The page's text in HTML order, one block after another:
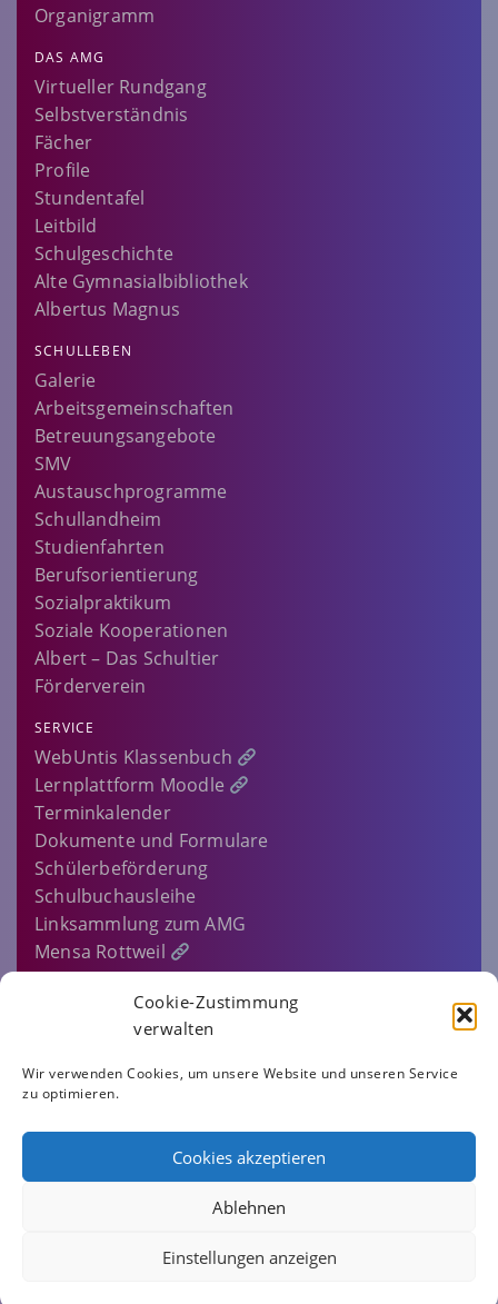
Cookie-Zustimmung
verwalten
Wir verwenden Cookies, um unsere Website und unseren Service
zu optimieren.
Cookies akzeptieren
Ablehnen
Einstellungen anzeigen
Organigramm
DAS AMG
Virtueller Rundgang
Selbstverständnis
Fächer
Profile
Stundentafel
Leitbild
Schulgeschichte
Alte Gymnasialbibliothek
Albertus Magnus
SCHULLEBEN
Galerie
Arbeitsgemeinschaften
Betreuungsangebote
SMV
Austauschprogramme
Schullandheim
Studienfahrten
Berufsorientierung
Sozialpraktikum
Soziale Kooperationen
Albert – Das Schultier
Förderverein
SERVICE
WebUntis Klassenbuch
Lernplattform Moodle
Terminkalender
Dokumente und Formulare
Schülerbeförderung
Schulbuchausleihe
Linksammlung zum AMG
Mensa Rottweil
Sitemap
IMPRESSUM
DATENSCHUTZERKLÄRUNG
COOKIE-RICHTLINIE (EU)